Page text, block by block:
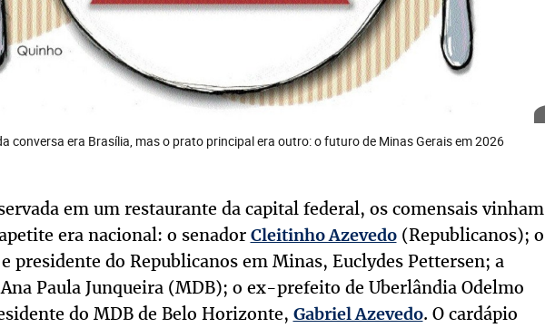
conversa era Brasília, mas o prato principal era outro: o futuro de Minas Gerais em 2026
em um restaurante da capital federal, os comensais vinham
era nacional: o senador Cleitinho Azevedo(Republicanos); o
presidente do Republicanos em Minas, Euclydes Pettersen; a
Paula Junqueira (MDB); o ex-prefeito de Uberlândia Odelmo
do MDB de Belo Horizonte, Gabriel Azevedo. O cardápio